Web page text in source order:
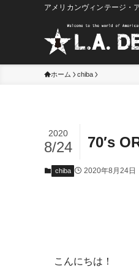
アメリカンヴィンテージ
ホーム chiba
70′s
2020
8/24
chiba 2020年8月24日
こんにちは！